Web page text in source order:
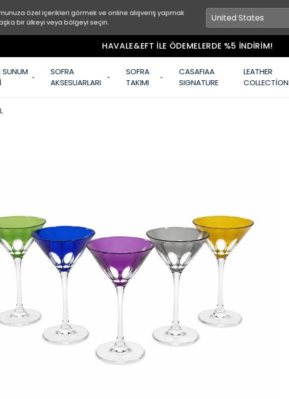
özel içerikleri görmek ve online alışveriş yapmak
bir ülkeyi veya bölgeyi seçin.
HAVALE&EFT İLE ÖDEMELERDE %5 İNDİRİM!
SUNUM
SOFRA
AKSESUARLARI
SOFRA
TAKIMI
CASAFIAA
SIGNATURE
LEATHER
COLLECTİON